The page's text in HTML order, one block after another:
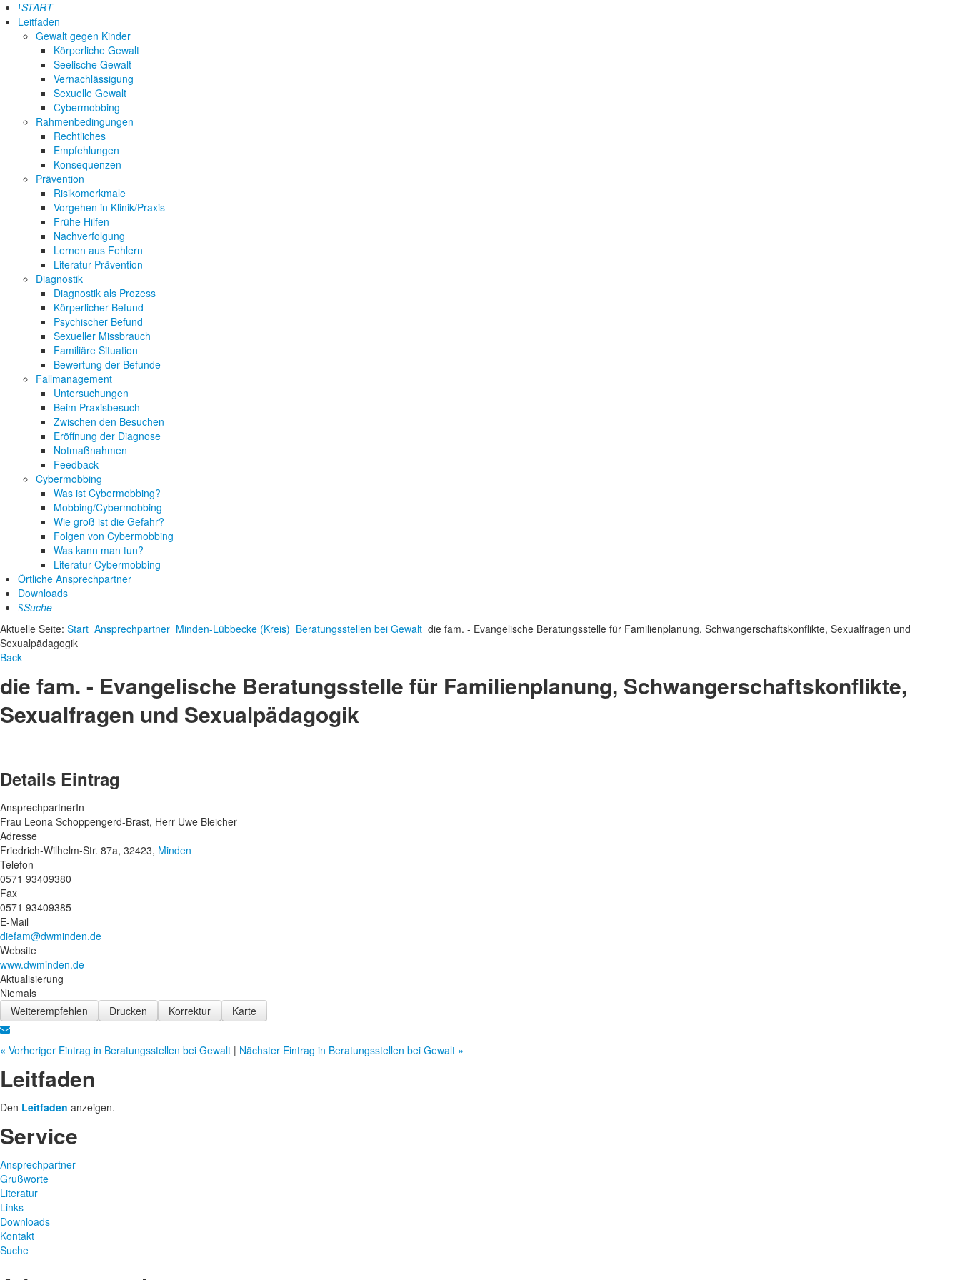
START
Leitfaden
Gewalt gegen Kinder
Körperliche Gewalt
Seelische Gewalt
Vernachlässigung
Sexuelle Gewalt
Cybermobbing
Rahmenbedingungen
Rechtliches
Empfehlungen
Konsequenzen
Prävention
Risikomerkmale
Vorgehen in Klinik/Praxis
Frühe Hilfen
Nachverfolgung
Lernen aus Fehlern
Literatur Prävention
Diagnostik
Diagnostik als Prozess
Körperlicher Befund
Psychischer Befund
Sexueller Missbrauch
Familiäre Situation
Bewertung der Befunde
Fallmanagement
Untersuchungen
Beim Praxisbesuch
Zwischen den Besuchen
Eröffnung der Diagnose
Notmaßnahmen
Feedback
Cybermobbing
Was ist Cybermobbing?
Mobbing/Cybermobbing
Wie groß ist die Gefahr?
Folgen von Cybermobbing
Was kann man tun?
Literatur Cybermobbing
Örtliche Ansprechpartner
Downloads
Suche
Aktuelle Seite: Start Ansprechpartner Minden-Lübbecke (Kreis) Beratungsstellen bei Gewalt die fam. - Evangelische Beratungsstelle für Familienplanung, Schwangerschaftskonflikte, Sexualfragen und
Sexualpädagogik
Back
die fam. - Evangelische Beratungsstelle für Familienplanung, Schwangerschaftskonflikte,
Sexualfragen und Sexualpädagogik
Details Eintrag
AnsprechpartnerIn
Frau Leona Schoppengerd-Brast, Herr Uwe Bleicher
Adresse
Friedrich-Wilhelm-Str. 87a, 32423, Minden
Telefon
0571 93409380
Fax
0571 93409385
E-Mail
diefam@dwminden.de
Website
www.dwminden.de
Aktualisierung
Niemals
Weiterempfehlen
Drucken Korrektur Karte
« Vorheriger Eintrag in Beratungsstellen bei Gewalt | Nächster Eintrag in Beratungsstellen bei Gewalt »
Leitfaden
Den Leitfaden anzeigen.
Service
Ansprechpartner
Grußworte
Literatur
Links
Downloads
Kontakt
Suche